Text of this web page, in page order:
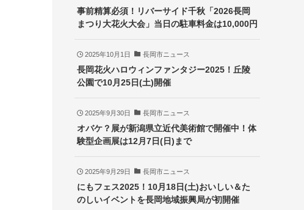
事前精算必須！リバーサイド千秋「2026長岡
まつり大花火大会」当日の駐車料金は10,000円
2025年10月1日 長岡市ニュース
長岡花火ハロウィンファンタジー2025！丘陵
公園で10月25日(土)開催
2025年9月30日 長岡市ニュース
オバケ？展が新潟県立近代美術館で開催中！体
験型企画展は12月7日(日)まで
2025年9月29日 長岡市ニュース
にもフェス2025！10月18日(土)おいしい＆た
のしいイベントを長岡地域振興局が初開催